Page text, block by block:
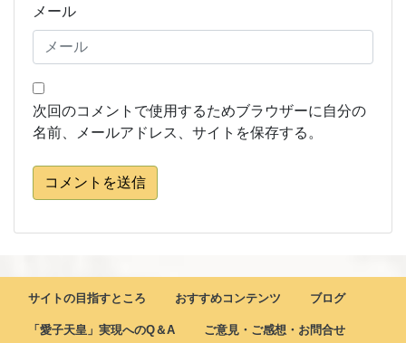
メール
次回のコメントで使用するためブラウザーに自分の
名前、メールアドレス、サイトを保存する。
コメントを送信
サイトの目指すところ おすすめコンテンツ ブログ
「愛子天皇」実現へのQ＆A ご意見・ご感想・お問合せ